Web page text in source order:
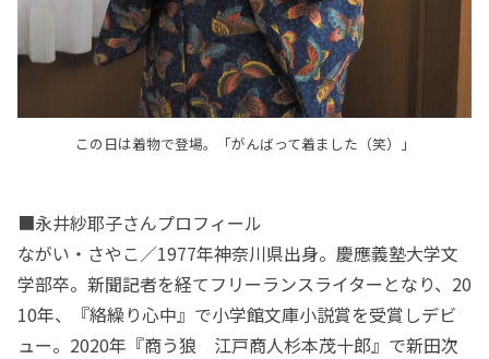
この日は着物で登場。「がんばって着ました（笑）」
■永井紗耶子さんプロフィール
ながい・さやこ／1977年神奈川県出身。慶應義塾大学文
学部卒。新聞記者を経てフリーランスライターとなり、20
10年、『絡繰り心中』で小学館文庫小説賞を受賞しデビ
ュー。2020年『商う狼 江戸商人杉本茂十郎』で新田次